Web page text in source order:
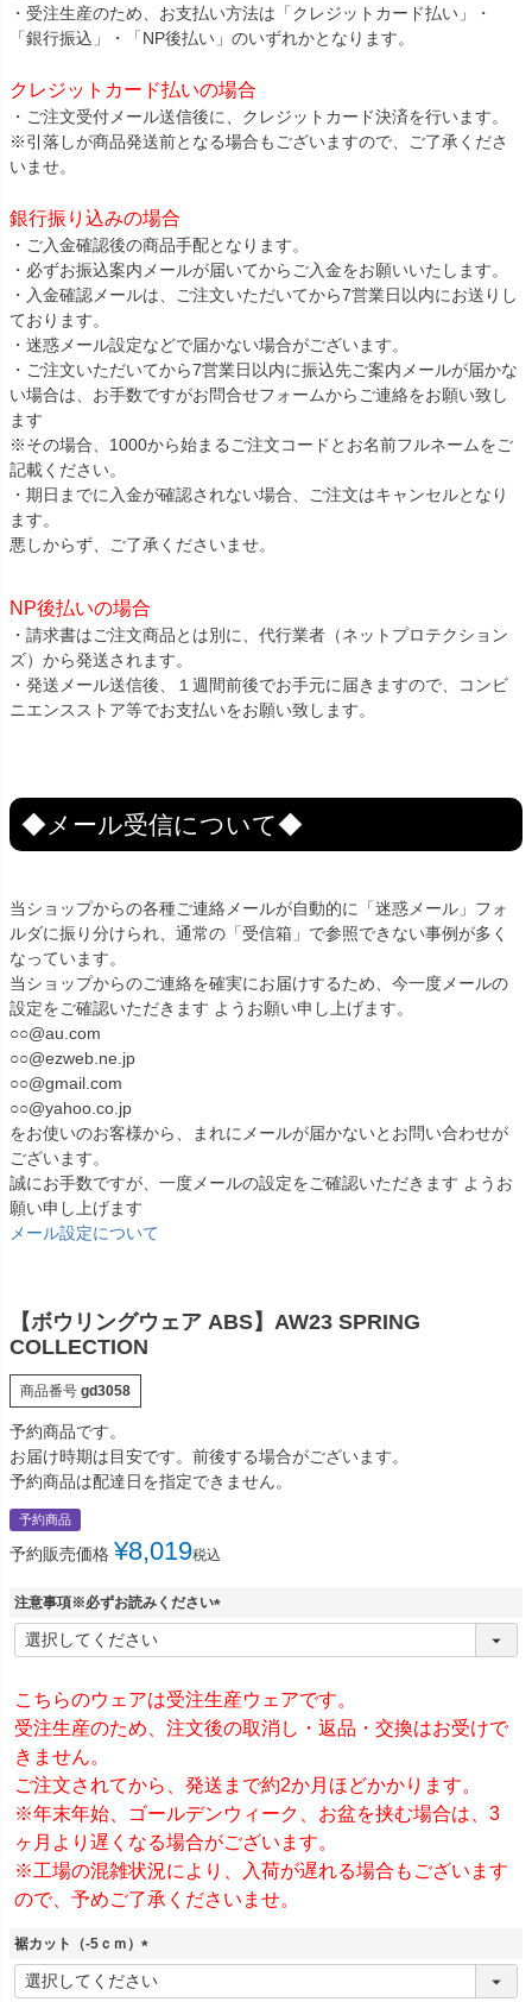
・受注生産のため、お支払い方法は「クレジットカード払い」・
「銀行振込」・「NP後払い」のいずれかとなります。
クレジットカード払いの場合
・ご注文受付メール送信後に、クレジットカード決済を行います。
※引落しが商品発送前となる場合もございますので、ご了承くださ
いませ。
銀行振り込みの場合
・ご入金確認後の商品手配となります。
・必ずお振込案内メールが届いてからご入金をお願いいたします。
・入金確認メールは、ご注文いただいてから7営業日以内にお送りし
ております。
・迷惑メール設定などで届かない場合がございます。
・ご注文いただいてから7営業日以内に振込先ご案内メールが届かな
い場合は、お手数ですがお問合せフォームからご連絡をお願い致し
ます
※その場合、1000から始まるご注文コードとお名前フルネームをご
記載ください。
・期日までに入金が確認されない場合、ご注文はキャンセルとなり
ます。
悪しからず、ご了承くださいませ。
NP後払いの場合
・請求書はご注文商品とは別に、代行業者（ネットプロテクション
ズ）から発送されます。
・発送メール送信後、１週間前後でお手元に届きますので、コンビ
ニエンスストア等でお支払いをお願い致します。
◆メール受信について◆
当ショップからの各種ご連絡メールが自動的に「迷惑メール」フォ
ルダに振り分けられ、通常の「受信箱」で参照できない事例が多く
なっています。
当ショップからのご連絡を確実にお届けするため、今一度メールの
設定をご確認いただきます ようお願い申し上げます。
○○@au.com
○○@ezweb.ne.jp
○○@gmail.com
○○@yahoo.co.jp
をお使いのお客様から、まれにメールが届かないとお問い合わせが
ございます。
誠にお手数ですが、一度メールの設定をご確認いただきます ようお
願い申し上げます
メール設定について
【ボウリングウェア ABS】AW23 SPRING
COLLECTION
商品番号 gd3058
予約商品です。
お届け時期は目安です。前後する場合がございます。
予約商品は配達日を指定できません。
予約商品
予約販売価格 ¥8,019税込
注意事項※必ずお読みください
(
)
こちらのウェアは受注生産ウェアです。
受注生産のため、注文後の取消し・返品・交換はお受けで
きません。
ご注文されてから、発送まで約2か月ほどかかります。
※年末年始、ゴールデンウィーク、お盆を挟む場合は、3
ヶ月より遅くなる場合がございます。
※工場の混雑状況により、入荷が遅れる場合もございます
ので、予めご了承くださいませ。
裾カット（-5ｃｍ）
(
必